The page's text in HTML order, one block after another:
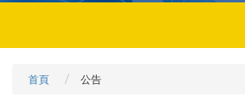
首頁 公告